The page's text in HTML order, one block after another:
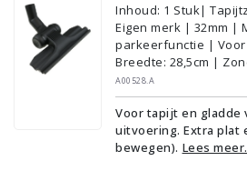
Inhoud: 1 Stuk|
Eigen merk | 32mm |
parkeerfunctie |
Breedte: 28,5cm |
kliksysteem | Zwart |
voor vloertype:
Parket/Laminaat,
Tapijt/Vloerbedekking
A00528.A
Voor tapijt en gladde
uitvoering. Extra plat
bewegen). Lees